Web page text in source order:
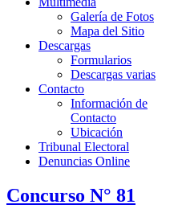
Galería de Fotos
Mapa del Sitio
Descargas
Formularios
Descargas varias
Contacto
Información de
Contacto
Ubicación
Tribunal Electoral
Denuncias Online
Concurso N° 81